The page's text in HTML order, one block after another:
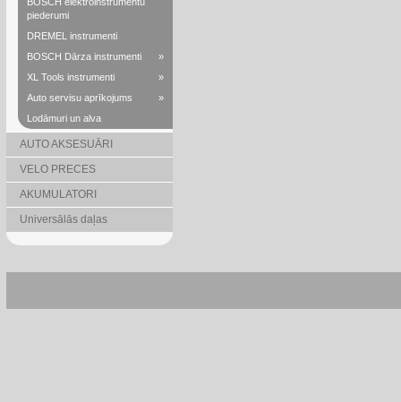
piederumi
DREMEL instrumenti
BOSCH Dārza instrumenti
»
XL Tools instrumenti
»
Auto servisu aprīkojums
»
Lodāmuri un alva
AUTO AKSESUĀRI
VELO PRECES
AKUMULATORI
Universālās daļas